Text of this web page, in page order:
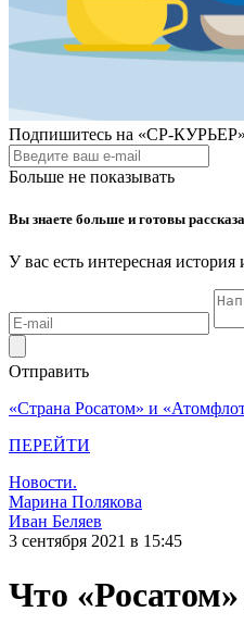
Подпишитесь на «СР-КУРЬЕР»
Больше не показывать
Вы знаете больше и готовы
У вас есть интересная
Отправить
«Страна Росатом» и
ПЕРЕЙТИ
Новости.
Марина Полякова
Иван Беляев
3 сентября 2021 в 15:45
Что